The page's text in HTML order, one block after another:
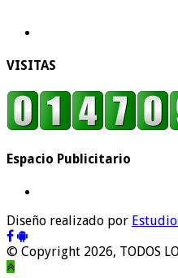
VISITAS
Espacio Publicitario
Diseño realizado por
© Copyright 2026, TODOS